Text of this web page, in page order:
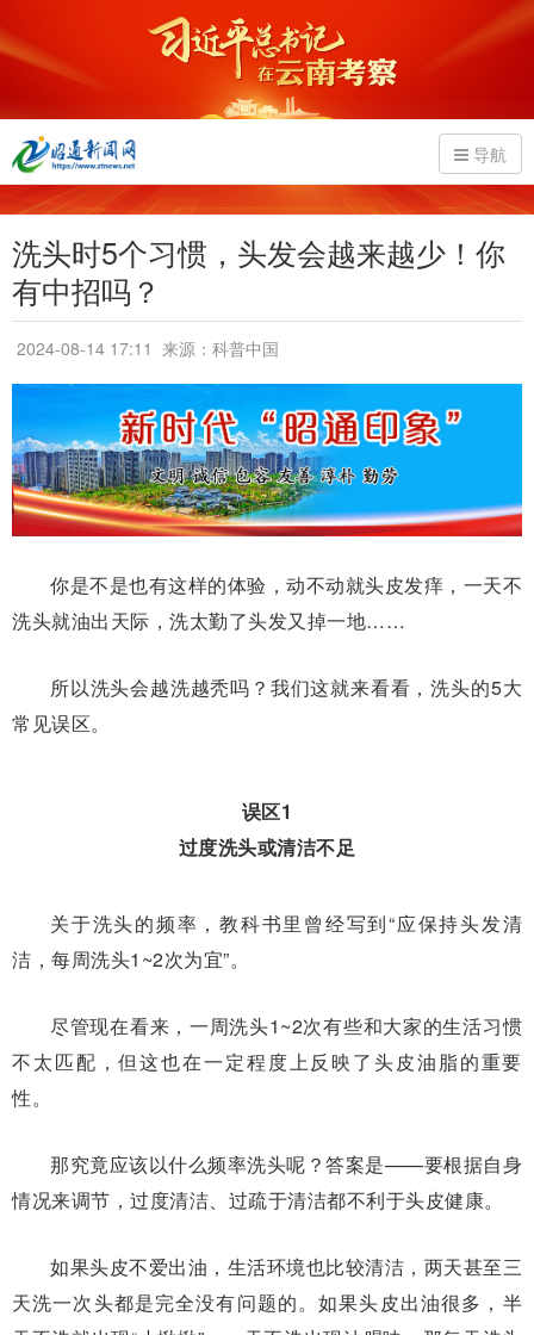
导航
洗头时5个习惯，头发会越来越少！你
有中招吗？
2024-08-14 17:11 来源：科普中国
你是不是也有这样的体验，动不动就头皮发痒，一天不
洗头就油出天际，洗太勤了头发又掉一地……
所以洗头会越洗越秃吗？我们这就来看看，洗头的5大
常见误区。
误区1
过度洗头或清洁不足
关于洗头的频率，教科书里曾经写到“应保持头发清
洁，每周洗头1~2次为宜”。
尽管现在看来，一周洗头1~2次有些和大家的生活习惯
不太匹配，但这也在一定程度上反映了头皮油脂的重要
性。
那究竟应该以什么频率洗头呢？答案是——要根据自身
情况来调节，过度清洁、过疏于清洁都不利于头皮健康。
如果头皮不爱出油，生活环境也比较清洁，两天甚至三
天洗一次头都是完全没有问题的。如果头皮出油很多，半